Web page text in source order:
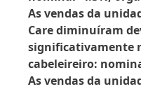
As vendas da
Care diminuíram
significativamente
cabeleireiro:
As vendas da